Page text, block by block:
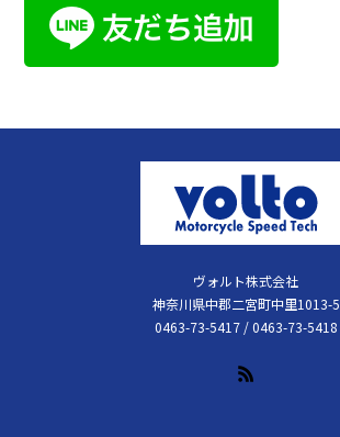
ヴォルト株式会社
神奈川県中郡二宮町中里1013-5
0463-73-5417 / 0463-73-5418